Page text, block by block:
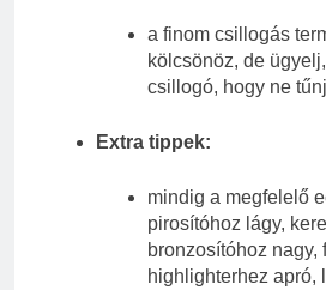
a finom csillogás
kölcsönöz, de
csillogó, hogy ne
Extra tippek:
mindig a megfelelő
pirosítóhoz lágy,
bronzosítóhoz nagy,
highlighterhez apró,